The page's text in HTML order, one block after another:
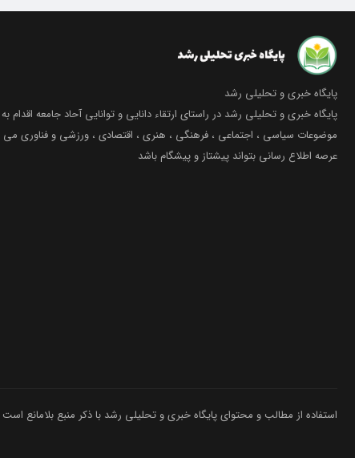
پایگاه خبری و تحلیلی رشد
پایگاه خبری و تحلیلی رشد در راستای ارتقاء دانایی و توانایی آحاد جامعه اقدام
موضوعات سیاسی ، اجتماعی ، فرهنگی ، هنری ، اقتصادی ، ورزشی و فناوری می
عرصه اطلاع رسانی بتواند پیشتاز و پیشگام باشد
استفاده از مطالب و محتوای پایگاه خبری و تحلیلی رشد با ذکر منبع بلامانع است